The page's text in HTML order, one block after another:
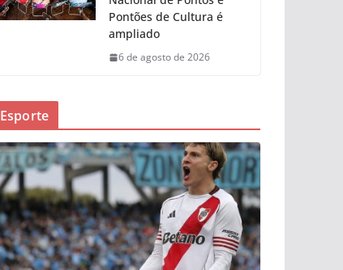
Pontões de Cultura é
ampliado
6 de agosto de 2026
Esporte